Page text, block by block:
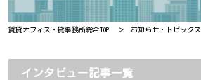
賃貸オフィス・貸事務所総合TOP お知らせ・トピックス
インタビュー記事一覧